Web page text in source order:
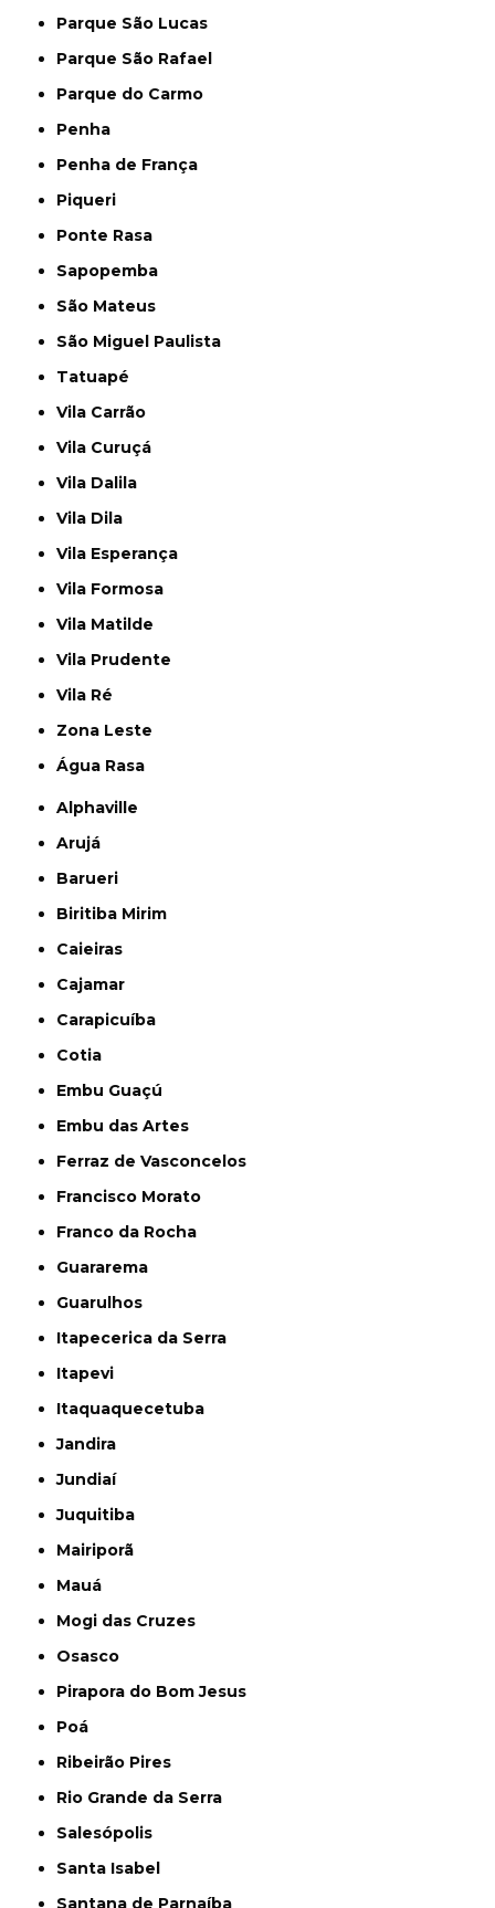
Parque São Lucas
Parque São Rafael
Parque do Carmo
Penha
Penha de França
Piqueri
Ponte Rasa
Sapopemba
São Mateus
São Miguel Paulista
Tatuapé
Vila Carrão
Vila Curuçá
Vila Dalila
Vila Dila
Vila Esperança
Vila Formosa
Vila Matilde
Vila Prudente
Vila Ré
Zona Leste
Água Rasa
Alphaville
Arujá
Barueri
Biritiba Mirim
Caieiras
Cajamar
Carapicuíba
Cotia
Embu Guaçú
Embu das Artes
Ferraz de Vasconcelos
Francisco Morato
Franco da Rocha
Guararema
Guarulhos
Itapecerica da Serra
Itapevi
Itaquaquecetuba
Jandira
Jundiaí
Juquitiba
Mairiporã
Mauá
Mogi das Cruzes
Osasco
Pirapora do Bom Jesus
Poá
Ribeirão Pires
Rio Grande da Serra
Salesópolis
Santa Isabel
Santana de Parnaíba